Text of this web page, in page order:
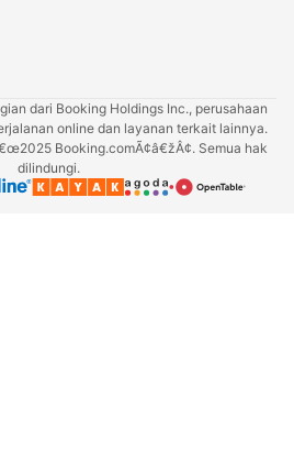
dari Booking Holdings Inc., perusahaan
online dan layanan terkait lainnya.
Booking.comÃ¢â€žÂ¢. Semua hak
dilindungi.